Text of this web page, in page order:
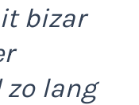
bizar
lang